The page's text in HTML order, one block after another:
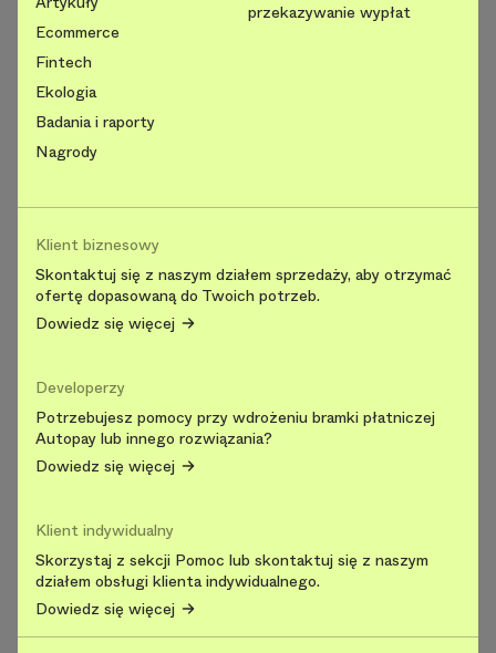
Ecommerce
Fintech
Ekologia
Badania i raporty
Nagrody
przekazywanie wypłat
Klient biznesowy
Skontaktuj się z naszym działem sprzedaży, aby otrzymać
ofertę dopasowaną do Twoich potrzeb.
Dowiedz się więcej
Developerzy
Potrzebujesz pomocy przy wdrożeniu bramki płatniczej
Autopay lub innego rozwiązania?
Dowiedz się więcej
Klient indywidualny
Skorzystaj z sekcji Pomoc lub skontaktuj się z naszym
działem obsługi klienta indywidualnego.
Dowiedz się więcej